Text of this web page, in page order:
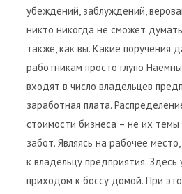
убеждений, заблуждений,
никто никогда не сможет
также, как вы. Какие поручения
работникам просто глупо
входят в число владельцев
заработная плата.
стоимости бизнеса – не их
забот. Являясь на рабочее
к владельцу предприятия. Здесь
приходом к боссу домой. При